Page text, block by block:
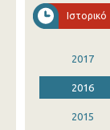
Ιστορικό
2017
2016
2015